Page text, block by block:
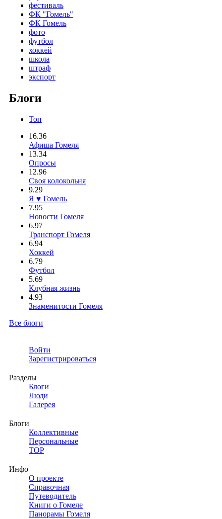
фестиваль
ФК "Гомель"
ФК Гомель
фото
футбол
хоккей
школа
штраф
экспорт
Блоги
Топ
16.36
Афиша Гомеля
13.34
Опросы
12.96
Своя колокольня
9.29
Я ♥ Гомель
7.95
Новости Гомеля
6.97
Транспорт Гомеля
6.94
Хоккей
6.79
Футбол
5.69
Клубная жизнь
4.93
Знаменитости Гомеля
Все блоги
Войти
Зарегистрироваться
Разделы
Блоги
Люди
Галерея
Блоги
Коллективные
Персональные
TOP
Инфо
О проекте
Справочная
Путеводитель
Книги о Гомеле
Панорамы Гомеля